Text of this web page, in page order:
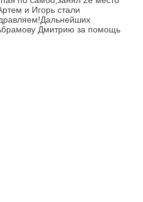
и Игорь стали
Дмитрию за помощь